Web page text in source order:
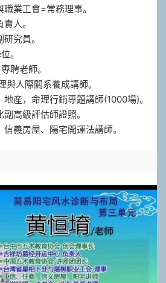
業工會=常務理事。
人。
究員。
。
聘老師。
人際關系養成講師。
産，命理行銷專題講師(1000場)。
高級評估師證照。
義房屋、陽宅開運法講師。